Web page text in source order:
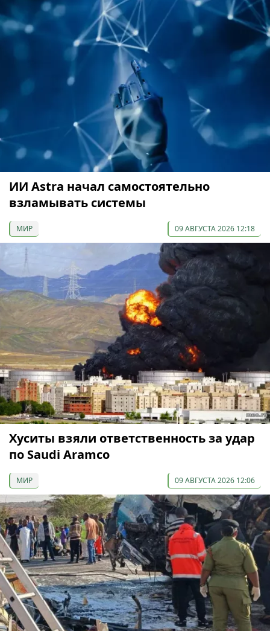
ИИ Astra начал самостоятельно
взламывать системы
МИР 09 АВГУСТА 2026 12:18
Хуситы взяли ответственность за удар
по Saudi Aramco
МИР 09 АВГУСТА 2026 12:06